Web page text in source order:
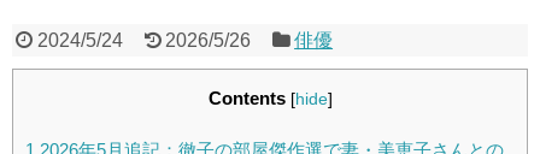
2024/5/24 2026/5/26 俳優
Contents [hide]
1 2026年5月追記：徹子の部屋傑作選で妻・美恵子さんとの